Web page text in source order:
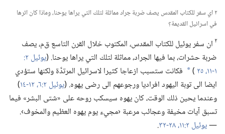
٢ اي سفر للكتاب المقدس يصف ضربة جراد مماثلة لتلك التي يراها يوحنا،‏ وماذا كان اثرها
في اسرائيل القديمة؟‏
٢ ان سفر يوئيل للكتاب المقدس،‏ المكتوب خلال القرن التاسع ق‌م،‏ يصف
ضربة حشرات،‏ بما فيها الجراد،‏ مماثلة لتلك التي يراها يوحنا.‏ (‏
١-‏١١،‏
)‏
* فكانت ستسبب ازعاجا كثيرا لاسرائيل المرتدَّة ولكنها ستؤدي
ايضا الى توبة اليهود افراديا ورجوعهم الى رضى يهوه.‏ (‏يوئيل ٢:‏​٦،‏
‏)‏
وعندما يحين ذلك الوقت،‏ كان يهوه سيسكب روحه على «شتى البشر» فيما
تسبق آيات مخيفة وعجائب مرعبة ‹مجيء يوم يهوه العظيم والمخوف›.‏
—‏يوئيل ٢:‏​١١،‏
‏.‏